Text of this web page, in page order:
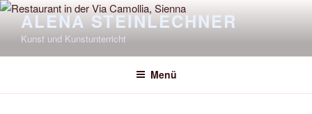
Zum
Inhalt
springen
ALENA STEINLECHNER
Kunst und Kunstunterricht
Menü